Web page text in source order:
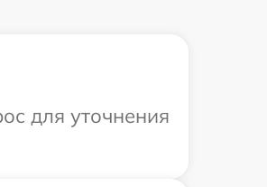
для уточнения